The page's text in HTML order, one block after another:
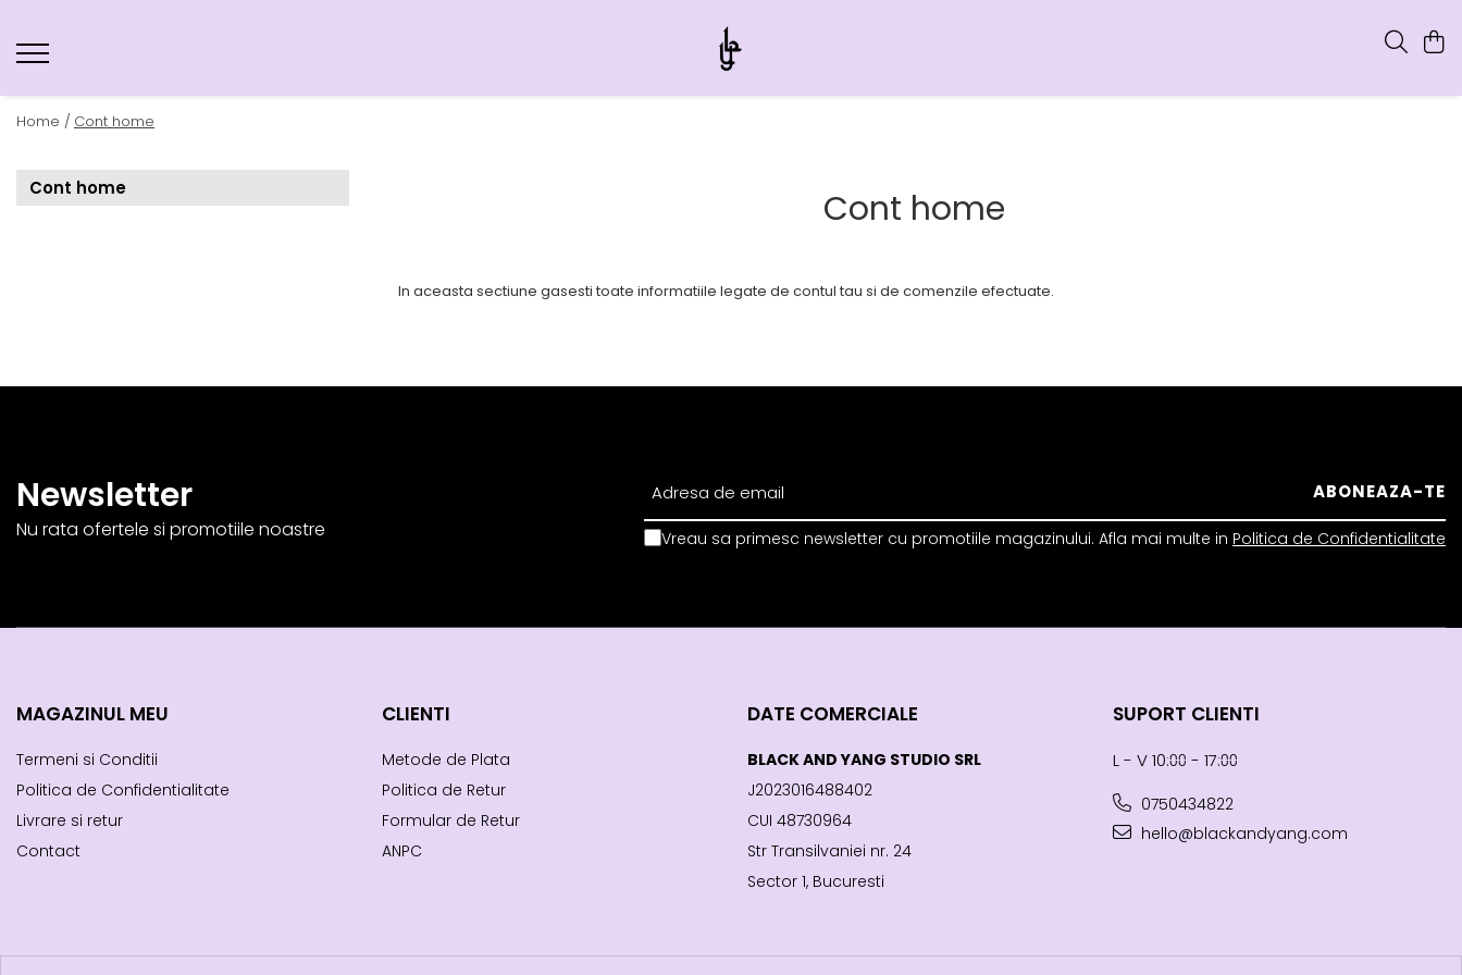
Home / Cont home
Cont home
In aceasta sectiune gasesti toate informatiile legate de contul tau si de comenzile efectuate.
Cont home
Newsletter
Nu rata ofertele si promotiile noastre Vreau sa primesc newsletter cu promotiile magazinului. Afla mai multe in Politica de Confidentialitate
MAGAZINUL MEU
Termeni si Conditii
Politica de Confidentialitate
Livrare si retur
Contact
CLIENTI
Metode de Plata
Politica de Retur
Formular de Retur
ANPC
DATE COMERCIALE
BLACK AND YANG STUDIO SRL
J2023016488402
CUI 48730964
Str Transilvaniei nr. 24
Sector 1, Bucuresti
SUPORT CLIENTI
L - V 10:⩇⩇ - 17:⩇⩇
0750434822
hello@blackandyang.com